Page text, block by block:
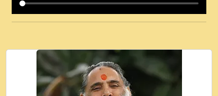
कई पकड क मर हथ र मह वदवन पहच दय! मह जन
Ki - Krishna Bhajan - New Bhajan 2020
#Ishwar Bhakti.mp3
जब से गीता ज्ञान पाया मैं बड़ी मस्ती में हूँ । 2018 -
Rishikesh - Ratan Ji Rasik.mp3